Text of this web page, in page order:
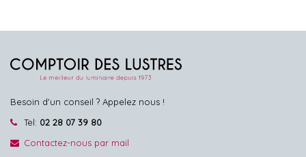
Besoin d'un conseil ? Appelez nous !
Tel: 02 28 07 39 80
Contactez-nous par mail